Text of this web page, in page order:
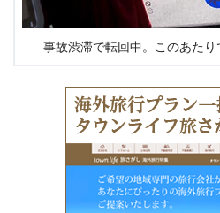
事故渋滞で転回中。このあたり